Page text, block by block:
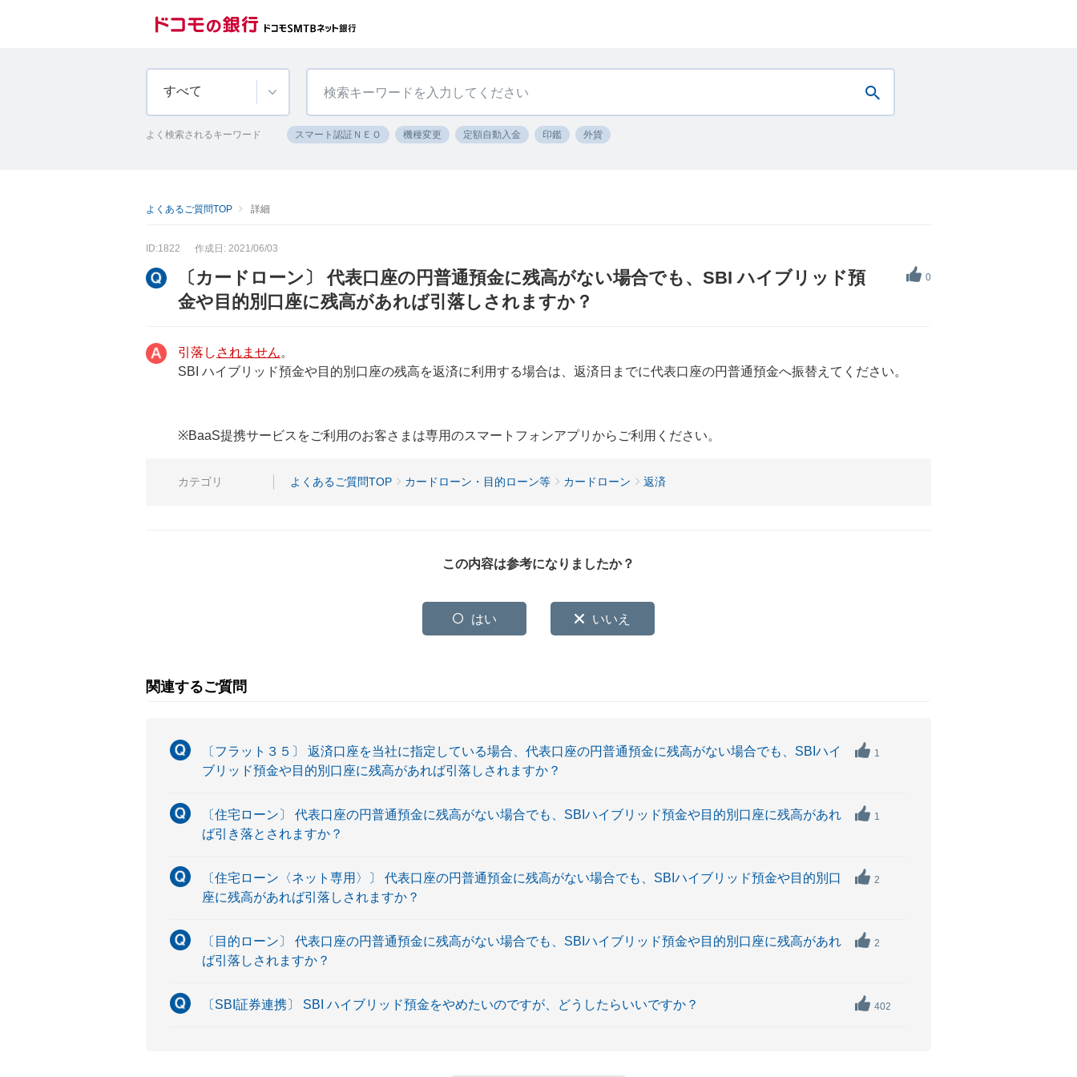
すべて
よく検索されるキーワード スマート認証ＮＥＯ 機種変更 定額自動入金 印鑑 外貨
よくあるご質問TOP 詳細
ID:1822 作成日: 2021/06/03
0
〔カードローン〕 代表口座の円普通預金に残高がない場合でも、SBI ハイブリッド預
金や目的別口座に残高があれば引落しされますか？
引落し されません。
SBI ハイブリッド預金や目的別口座の残高を返済に利用する場合は、返済日までに代表口座の円普通預金へ振替えてください。
※BaaS提携サービスをご利用のお客さまは専用のスマートフォンアプリからご利用ください。
カテゴリ よくあるご質問TOP カードローン・目的ローン等 カードローン 返済
この内容は参考になりましたか？
はい いいえ
関連するご質問
〔フラット３５〕 返済口座を当社に指定している場合、代表口座の円普通預金に残高がない場合でも、SBIハイ
ブリッド預金や目的別口座に残高があれば引落しされますか？
1
〔住宅ローン〕 代表口座の円普通預金に残高がない場合でも、SBIハイブリッド預金や目的別口座に残高があれ
ば引き落とされますか？
1
〔住宅ローン〈ネット専用〉〕 代表口座の円普通預金に残高がない場合でも、SBIハイブリッド預金や目的別口
座に残高があれば引落しされますか？
2
〔目的ローン〕 代表口座の円普通預金に残高がない場合でも、SBIハイブリッド預金や目的別口座に残高があれ
ば引落しされますか？
2
〔SBI証券連携〕 SBI ハイブリッド預金をやめたいのですが、どうしたらいいですか？ 402